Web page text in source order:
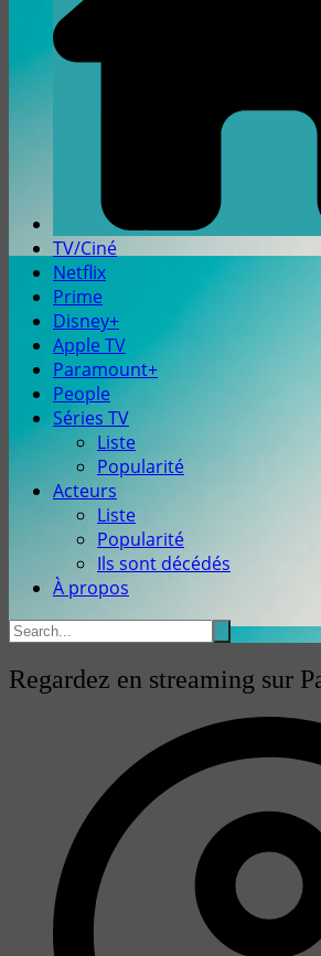
TV/Ciné
Netflix
Prime
Disney+
Apple TV
Paramount+
People
Séries TV
Liste
Popularité
Acteurs
Liste
Popularité
Ils sont décédés
À propos
Regardez en streaming sur